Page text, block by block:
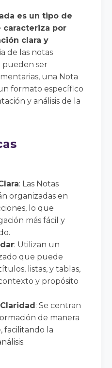
es un tipo de
caracteriza por
clara y
de las notas
pueden ser
una Nota
formato específico
y análisis de la
: Las Notas
organizadas en
lo que
más fácil y
: Utilizan un
que puede
listas, y tablas,
y propósito
: Se centran
de manera
facilitando la